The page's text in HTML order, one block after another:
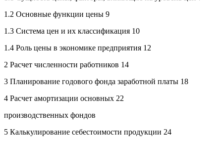
1.2 Основные функции цены 9
1.3 Система цен и их классификация 10
1.4 Роль цены в экономике предприятия 12
2 Расчет численности работников 14
3 Планирование годового фонда заработной платы 18
4 Расчет амортизации основных 22
производственных фондов
5 Калькулирование себестоимости продукции 24